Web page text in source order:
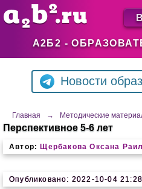
А2Б2 -
Новости
Главная → Методические
Перспективное 5-6 лет
Автор: Щербакова Оксана
Опубликовано: 2022-10-04